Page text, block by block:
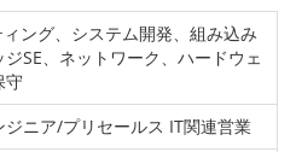
ング、システム開発、組み込み
SE、ネットワーク、ハードウェ
守
ジニア/プリセールス IT関連営業